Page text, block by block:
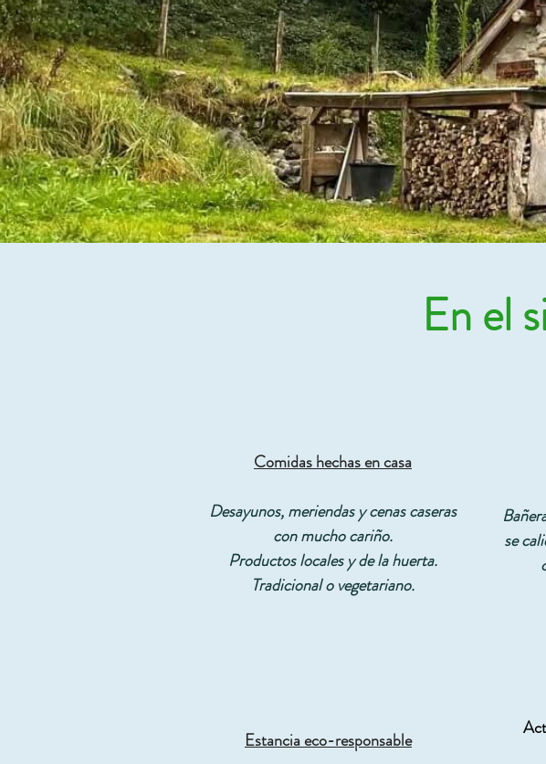
En el
Comidas hechas en casa
Desayunos, meriendas y cenas caseras
con mucho cariño.
Productos locales y de la huerta.
Tradicional o vegetariano.
Estancia eco-responsable
se